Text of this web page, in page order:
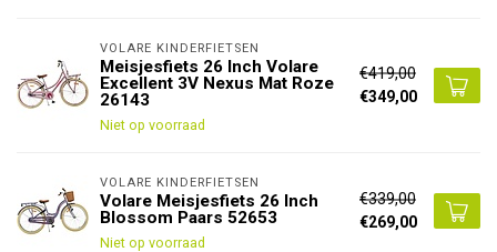
VOLARE KINDERFIETSEN
Meisjesfiets 26 Inch Volare
Excellent 3V Nexus Mat Roze
26143
Niet op voorraad
€419,00
€349,00
VOLARE KINDERFIETSEN
Volare Meisjesfiets 26 Inch
Blossom Paars 52653
Niet op voorraad
€339,00
€269,00